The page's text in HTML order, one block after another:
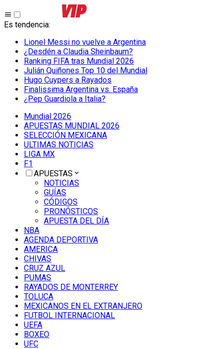
Es tendencia:
Lionel Messi no vuelve a Argentina
¿Desdén a Claudia Sheinbaum?
Ranking FIFA tras Mundial 2026
Julián Quiñones Top 10 del Mundial
Hugo Cuypers a Rayados
Finalissima Argentina vs. España
¿Pep Guardiola a Italia?
Mundial 2026
APUESTAS MUNDIAL 2026
SELECCIÓN MEXICANA
ULTIMAS NOTICIAS
LIGA MX
F1
APUESTAS
NOTICIAS
GUÍAS
CÓDIGOS
PRONÓSTICOS
APUESTA DEL DÍA
NBA
AGENDA DEPORTIVA
AMERICA
CHIVAS
CRUZ AZUL
PUMAS
RAYADOS DE MONTERREY
TOLUCA
MEXICANOS EN EL EXTRANJERO
FUTBOL INTERNACIONAL
UEFA
BOXEO
UFC